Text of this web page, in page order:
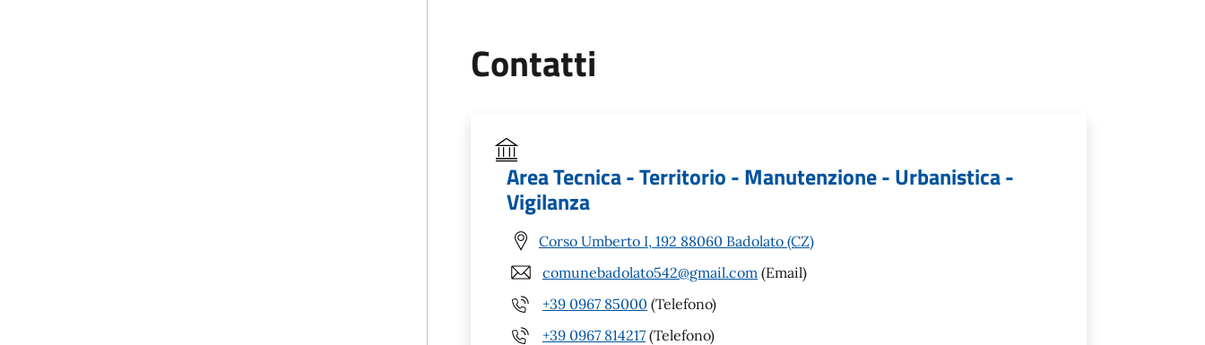
Contatti
Area Tecnica - Territorio - Manutenzione - Urbanistica -
Vigilanza
Corso Umberto I, 192 88060 Badolato (CZ)
comunebadolato542@gmail.com (Email)
+39 0967 85000 (Telefono)
+39 0967 814217 (Telefono)